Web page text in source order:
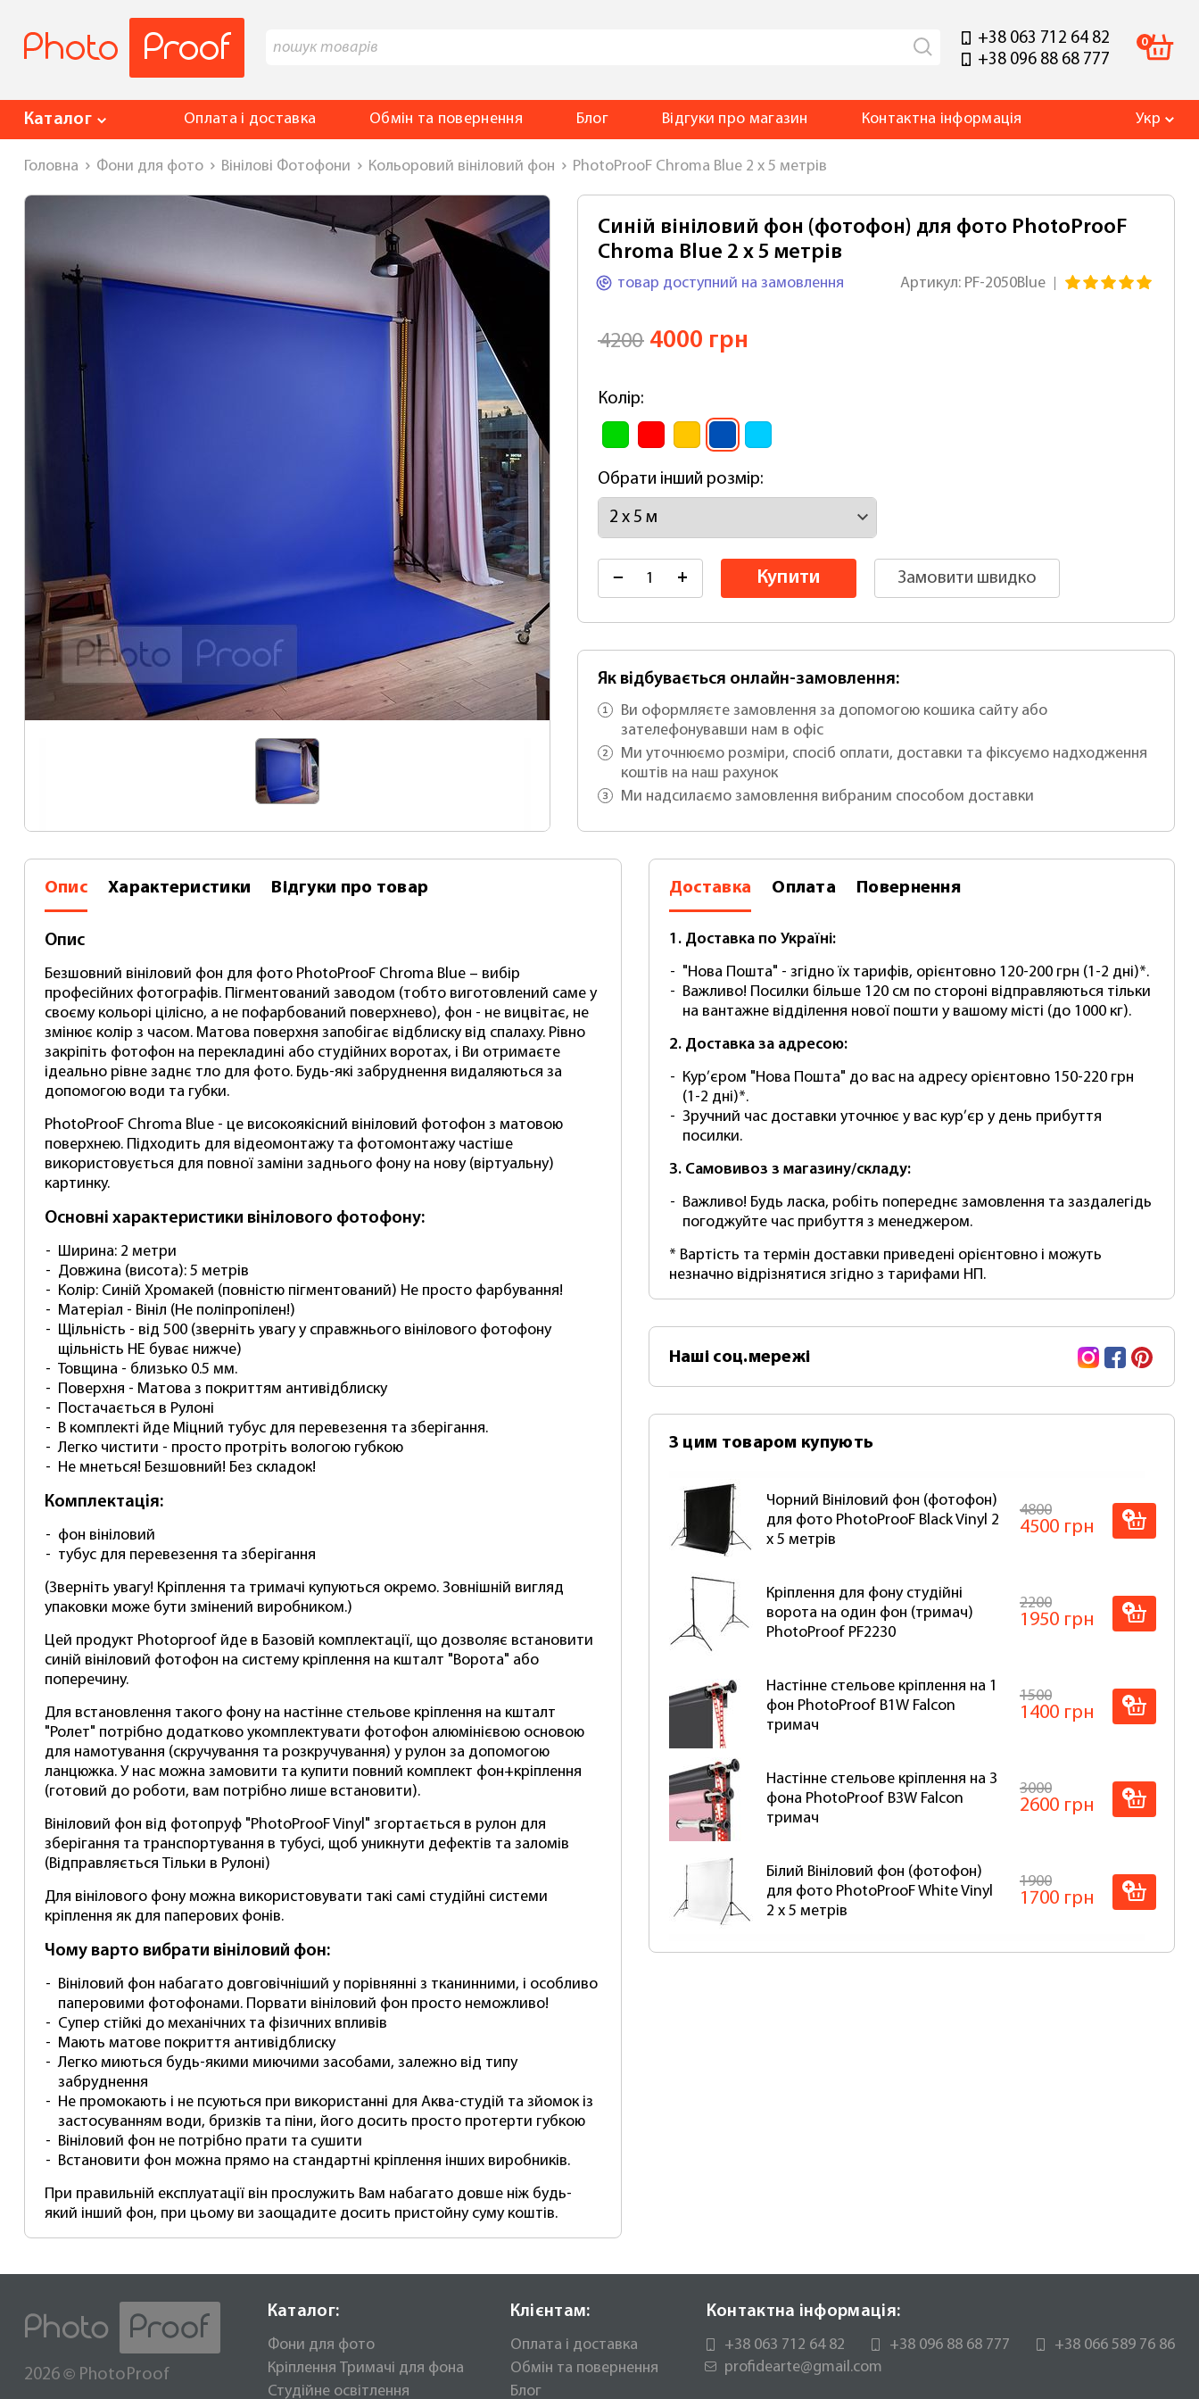
+38 063 712 64 82
+38 096 88 68 777
0
Каталог Оплата і доставка Обмін та повернення Блог Відгуки про магазин Контактна інформація Укр
Головна Фони для фото Вінілові Фотофони Кольоровий вініловий фон PhotoProoF Сhroma Blue 2 х 5 метрів
Синій вініловий фон (фотофон) для фото PhotoProoF
Сhroma Blue 2 x 5 метрів
товар доступний на замовлення Артикул: PF-2050Blue
4200 4000 грн
Колір:
Обрати інший розмір:
− + Купити Замовити швидко
Як відбувається онлайн-замовлення:
Ви оформляєте замовлення за допомогою кошика сайту або
зателефонувавши нам в офіс
Ми уточнюємо розміри, спосіб оплати, доставки та фіксуємо надходження
коштів на наш рахунок
Ми надсилаємо замовлення вибраним способом доставки
Опис Характеристики Відгуки про товар
Опис
Безшовний вініловий фон для фото PhotoProoF Сhroma Blue – вибір
професійних фотографів. Пігментований заводом (тобто виготовлений саме у
своєму кольорі цілісно, ​​а не пофарбований поверхнево), фон - не вицвітає, не
змінює колір з часом. Матова поверхня запобігає відблиску від спалаху. Рівно
закріпіть фотофон на перекладині або студійних воротах, і Ви отримаєте
ідеально рівне заднє тло для фото. Будь-які забруднення видаляються за
допомогою води та губки.
PhotoProoF Сhroma Blue - це високоякісний вініловий фотофон з матовою
поверхнею. Підходить для відеомонтажу та фотомонтажу частіше
використовується для повної заміни заднього фону на нову (віртуальну)
картинку.
Основні характеристики вінілового фотофону:
Ширина: 2 метри
Довжина (висота): 5 метрів
Колір: Синій Хромакей (повністю пігментований) Не просто фарбування!
Матеріал - Вініл (Не поліпропілен!)
Щільність - від 500 (зверніть увагу у справжнього вінілового фотофону
щільність НЕ буває нижче)
Товщина - близько 0.5 мм.
Поверхня - Матова з покриттям антивідблиску
Постачається в Рулоні
В комплекті йде Міцний тубус для перевезення та зберігання.
Легко чистити - просто протріть вологою губкою
Не мнеться! Безшовний! Без складок!
Комплектація:
фон вініловий
тубус для перевезення та зберігання
(Зверніть увагу! Кріплення та тримачі купуються окремо. Зовнішній вигляд
упаковки може бути змінений виробником.)
Цей продукт Photoproof йде в Базовій комплектації, що дозволяє встановити
синій вініловий фотофон на систему кріплення на кшталт "Ворота" або
поперечину.
Для встановлення такого фону на настінне стельове кріплення на кшталт
"Ролет" потрібно додатково укомплектувати фотофон алюмінієвою основою
для намотування (скручування та розкручування) у рулон за допомогою
ланцюжка. У нас можна замовити та купити повний комплект фон+кріплення
(готовий до роботи, вам потрібно лише встановити).
Вініловий фон від фотопруф "PhotoProoF Vinyl" згортається в рулон для
зберігання та транспортування в тубусі, щоб уникнути дефектів та заломів
(Відправляється Тільки в Рулоні)
Для вінілового фону можна використовувати такі самі студійні системи
кріплення як для паперових фонів.
Чому варто вибрати вініловий фон:
Вініловий фон набагато довговічніший у порівнянні з тканинними, і особливо
паперовими фотофонами. Порвати вініловий фон просто неможливо!
Супер стійкі до механічних та фізичних впливів
Мають матове покриття антивідблиску
Легко миються будь-якими миючими засобами, залежно від типу
забруднення
Не промокають і не псуються при використанні для Аква-студій та зйомок із
застосуванням води, бризків та піни, його досить просто протерти губкою
Вініловий фон не потрібно прати та сушити
Встановити фон можна прямо на стандартні кріплення інших виробників.
При правильній експлуатації він прослужить Вам набагато довше ніж будь-
який інший фон, при цьому ви заощадите досить пристойну суму коштів.
Доставка Оплата Повернення
1. Доставка по Україні:
"Нова Пошта" - згідно їх тарифів, орієнтовно 120-200 грн (1-2 дні)*.
Важливо! Посилки більше 120 см по стороні відправляються тільки
на вантажне відділення нової пошти у вашому місті (до 1000 кг).
2. Доставка за адресою:
Кур’єром "Нова Пошта" до вас на адресу орієнтовно 150-220 грн
(1-2 дні)*.
Зручний час доставки уточнює у вас кур’єр у день прибуття
посилки.
3. Самовивоз з магазину/складу:
Важливо! Будь ласка, робіть попереднє замовлення та заздалегідь
погоджуйте час прибуття з менеджером.
* Вартість та термін доставки приведені орієнтовно і можуть
незначно відрізнятися згідно з тарифами НП.
Наші соц.мережі InstagramFacebook
З цим товаром купують
Чорний Вініловий фон (фотофон)
для фото PhotoProoF Black Vinyl 2
х 5 метрів
4800
4500 грн
Кріплення для фону студійні
ворота на один фон (тримач)
PhotoProof PF2230
2200
1950 грн
Настінне стельове кріплення на 1
фон PhotoProof B1W Falcon
тримач
1500
1400 грн
Настінне стельове кріплення на 3
фона PhotoProof B3W Falcon
тримач
3000
2600 грн
Білий Вініловий фон (фотофон)
для фото PhotoProoF White Vinyl
2 х 5 метрів
1900
1700 грн
2026 ©PhotoProof
Каталог:
Фони для фото
Кріплення Тримачі для фона
Студійне освітлення
Клієнтам:
Оплата і доставка
Обмін та повернення
Блог
Контактна інформація:
+38 063 712 64 82 +38 096 88 68 777
+38 066 589 76 86
profidearte@gmail.com